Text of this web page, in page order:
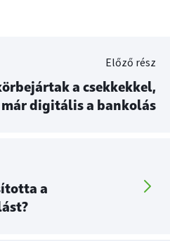
Előző rész
a csekkekkel,
már digitális a bankolás
a